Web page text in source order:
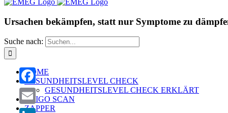
Ursachen bekämpfen, statt nur Symptome zu
Suche nach:
HOME
GESUNDHEITSLEVEL CHECK
GESUNDHEITSLEVEL CHECK ERKLÄRT
OLIGO SCAN
ZAPPER
Facebook